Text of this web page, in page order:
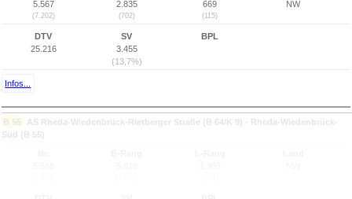
5.567
(7.202)
2.835
(702)
669
(115)
NW
DTV
25.216
SV
3.455
(13,7%)
BPL
Infos...
B 55
AS Rheda-Wiedenbrück-Rietberger Straße (B 64/K 9) - Rheda-Wiedenbrück-
Süd (B 55)